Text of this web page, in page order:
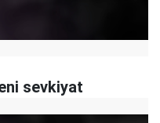
sevkiyat